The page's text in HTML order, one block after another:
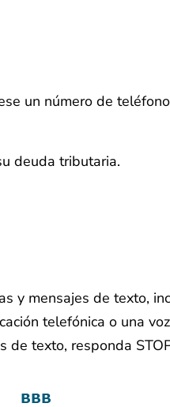
un número de
deuda tributaria.
y mensajes de texto,
telefónica o una
de texto, responda